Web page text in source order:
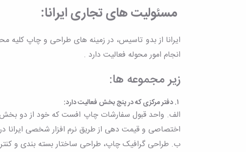
مسئولیت های تجاری ایرانا:
ایرانا از بدو تاسیس، در زمینه های طراحی و چاپ
انجام امور محوله فعالیت دارد .
زیر مجموعه ها:
الف. واحد قبول سفارشات چاپ افست که خود از دو
اختصاصی و قیمت دهی از طریق نرم افزار شخصی ایرانا در
ب. طراحی گرافیک چاپ، طراحی ساختار بسته بندی و